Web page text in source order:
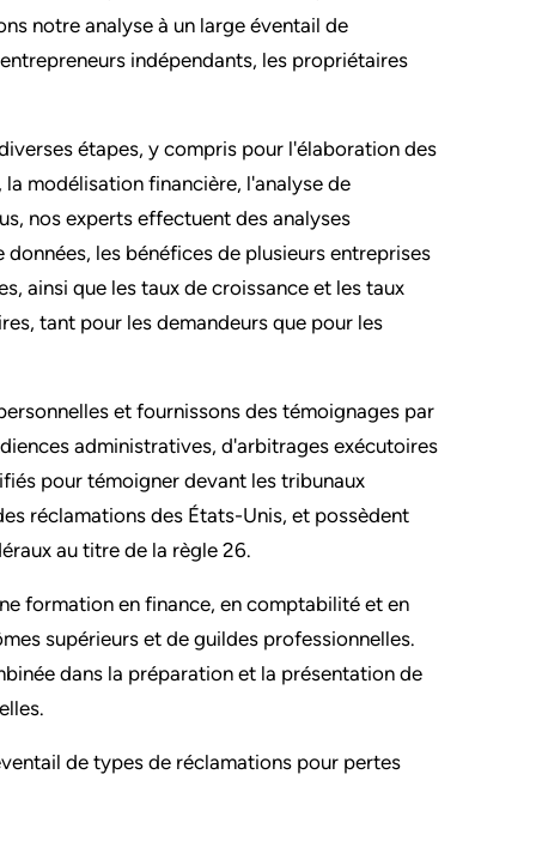
notre analyse à un large éventail de
indépendants, les propriétaires
étapes, y compris pour l'élaboration des
modélisation financière, l'analyse de
nos experts effectuent des analyses
les bénéfices de plusieurs entreprises
ainsi que les taux de croissance et les taux
tant pour les demandeurs que pour les
et fournissons des témoignages par
administratives, d'arbitrages exécutoires
pour témoigner devant les tribunaux
réclamations des États-Unis, et possèdent
au titre de la règle 26.
formation en finance, en comptabilité et en
supérieurs et de guildes professionnelles.
dans la préparation et la présentation de
de types de réclamations pour pertes